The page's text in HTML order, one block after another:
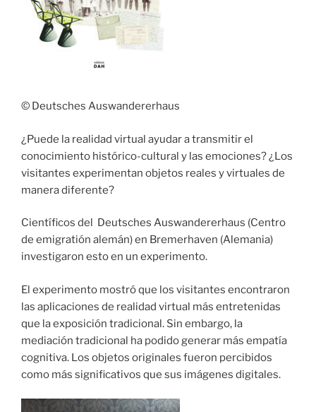
© Deutsches Auswandererhaus
¿Puede la realidad virtual ayudar a transmitir el
conocimiento histórico-cultural y las emociones? ¿Los
visitantes experimentan objetos reales y virtuales de
manera diferente?
Científicos del Deutsches Auswandererhaus (Centro
de emigratión alemán) en Bremerhaven (Alemania)
investigaron esto en un experimento.
El experimento mostró que los visitantes encontraron
las aplicaciones de realidad virtual más entretenidas
que la exposición tradicional. Sin embargo, la
mediación tradicional ha podido generar más empatía
cognitiva. Los objetos originales fueron percibidos
como más significativos que sus imágenes digitales.